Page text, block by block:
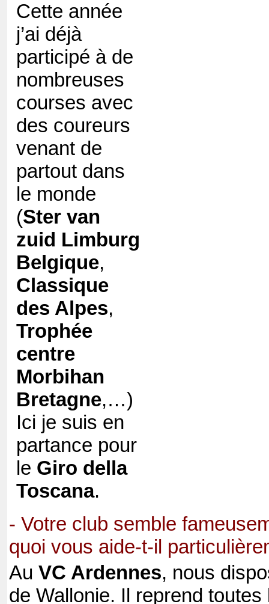
Cette année
j’ai déjà
participé à de
nombreuses
courses avec
des coureurs
venant de
partout dans
le monde
(Ster van
zuid Limburg
Belgique,
Classique
des Alpes,
Trophée
centre
Morbihan
Bretagne,…)
Ici je suis en
partance pour
le Giro della
Toscana.
- Votre club semble
quoi vous aide-t-il
Au VC Ardennes, nous
de Wallonie. Il reprend toutes